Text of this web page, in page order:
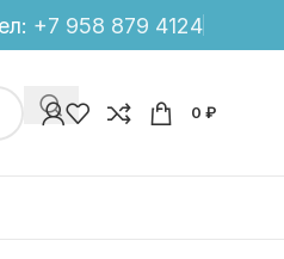
+7 958 879 4124
0 ₽